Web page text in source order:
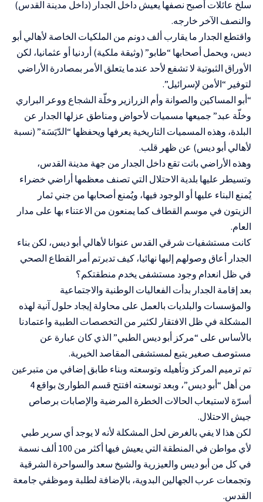
سلخ عائلات أصبح نصفها يعيش داخل الجدار (داخل مدينة القدس)
والنصف الآخر خارجه.
واقتطع الجدار ما يقارب ألف دونم من الملكيات الخاصة لأهالي أبو
ديس، ويحمل أصحابها “طابو” (وثيقة ملكية) أردنيا أو عثمانيا، لكن
الأوراق الثبوتية لا تشفع لأحد عندما يتعلق الأمر بمصادرة الأراضي
لتوفير “الأمن لإسرائيل”.
“أبو المساكين والصوانة وأم الزرازير وخلّة الشجاع ووعر البراري
وخلّة عبد” جميعها مسميات لأحواض ومناطق عزلها الجدار عن
البلدة، وهذه المسميات التاريخية يعرفها ويحفظها “الدّيَسَة” (نسبة
لأهالي أبو ديس) عن ظهر قلب.
وهذه الأراضي باتت تقع داخل الجدار من جهة مدينة القدس،
وتسيطر عليها بلدية الاحتلال التي تصنف معظمها أراضي خضراء
يُمنع البناء عليها أو الوجود فيها، ويُمنع أصحابها من جني ثمار
الزيتون في موسم القطاف كما يمنعون من الاعتناء بها على مدار
العام.
كانت مستشفيات شرقي القدس عنوانا لأهالي أبو ديس، لكن بناء
الجدار أعاق وصولهم إليها نهائيا، كيف تدبرتم أمر القطاع الصحي
في ظل انعدام وجود مستشفى يخدم منطقتكم؟
بعد إقامة الجدار بدأت الفعاليات الوطنية والاجتماعية
والمؤسسات والبلديات بالعمل على محاولة إيجاد حلول آنية لهذه
المشكلة في ظل الافتقار لكثير من التخصصات الطبية واعتمادنا
بالأساس على “مركز أبو ديس الطبي” الذي كان عبارة عن
مستوصف صغير يتبع لمستشفى المقاصد الخيرية.
تم ترميم المركز وتأهيله وتوسعته وبناء طابق إضافي من متبرعين
من أهل “أبو ديس”، وبعد توسعته افتتح قسم الطوارئ بواقع 4
أسرّة لاستيعاب الحالات الخطرة المرضية والإصابات برصاص
جيش الاحتلال.
لكن هذا لا يفي بالغرض لحل المشكلة لأنه لا يوجد أي سرير طبي
لأي مواطن في المنطقة التي يعيش فيها أكثر من 100 ألف نسمة
في كل من أبو ديس والعيزرية والشيخ سعد والسواحرة الشرقية
وتجمعات عرب الجهالين البدوية، بالإضافة لطلبة وموظفي جامعة
القدس.